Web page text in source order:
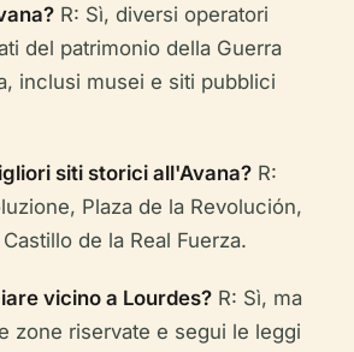
R: Sì, diversi operatori
del patrimonio della Guerra
inclusi musei e siti pubblici
siti storici all'Avana? R:
Plaza de la Revolución,
de la Real Fuerza.
vicino a Lourdes? R: Sì, ma
zone riservate e segui le leggi